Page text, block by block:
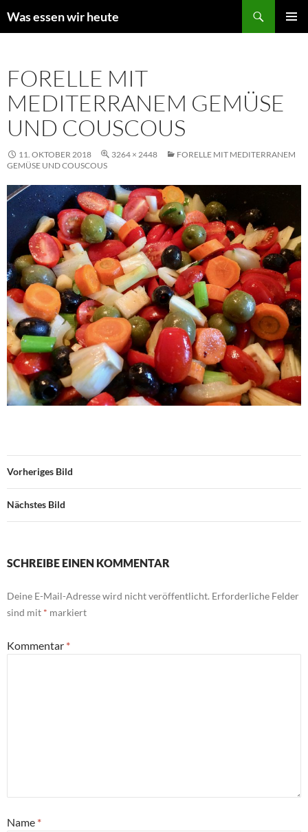
Inhalt
Was essen wir heute
FORELLE MIT
MEDITERRANEM GEMÜSE
UND COUSCOUS
11. OKTOBER 2018 3264 × 2448
FORELLE MIT MEDITERRANEM
GEMÜSE UND COUSCOUS
Vorheriges Bild
Nächstes Bild
SCHREIBE EINEN KOMMENTAR
Deine E-Mail-Adresse wird nicht veröffentlicht. Erforderliche Felder
sind mit * markiert
Kommentar *
Name *